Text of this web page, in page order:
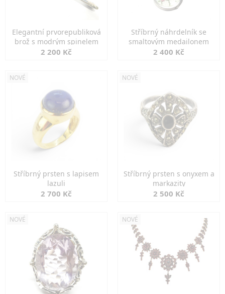
Elegantní prvorepubliková
brož s modrým spinelem
2 200 Kč
Stříbrný náhrdelník se
smaltovým medailonem
2 400 Kč
NOVÉ
Stříbrný prsten s lapisem
lazuli
2 700 Kč
NOVÉ
Stříbrný prsten s onyxem a
markazity
2 500 Kč
NOVÉ NOVÉ